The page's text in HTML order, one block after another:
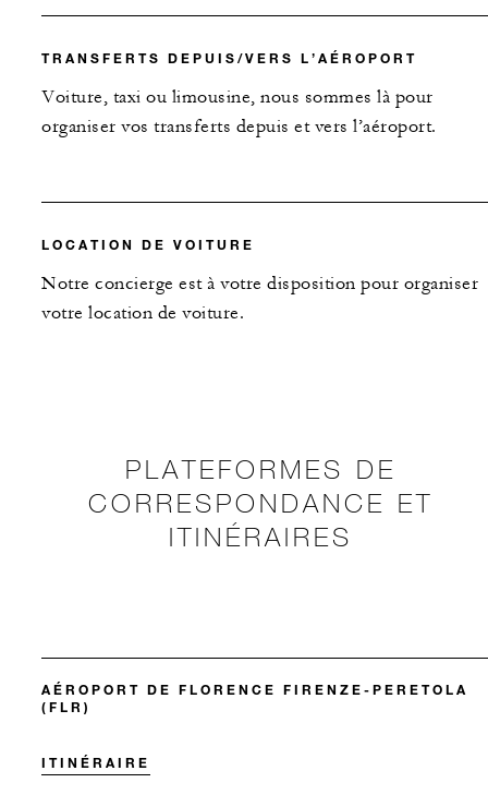
TRANSFERTS DEPUIS/VERS L’AÉROPORT
Voiture, taxi ou limousine, nous sommes là pour
organiser vos transferts depuis et vers l’aéroport.
LOCATION DE VOITURE
Notre concierge est à votre disposition pour organiser
votre location de voiture.
PLATEFORMES DE
CORRESPONDANCE ET
ITINÉRAIRES
AÉROPORT DE FLORENCE FIRENZE-PERETOLA
(FLR)
ITINÉRAIRE